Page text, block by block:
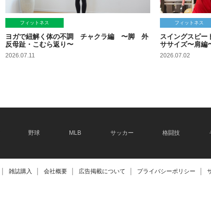
フィットネス
ヨガで紐解く体の不調 チャクラ編 〜脚 外
反母趾・こむら返り〜
2026.07.11
フィットネス
スイングスピー
ササイズ〜肩編
2026.07.02
野球 MLB サッカー 格闘技
雑誌購入 会社概要 広告掲載について プライバシーポリシー